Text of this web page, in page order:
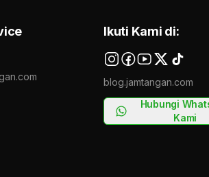
Ikuti Kami di:
blog.jamtangan.com
Hubungi
Kami